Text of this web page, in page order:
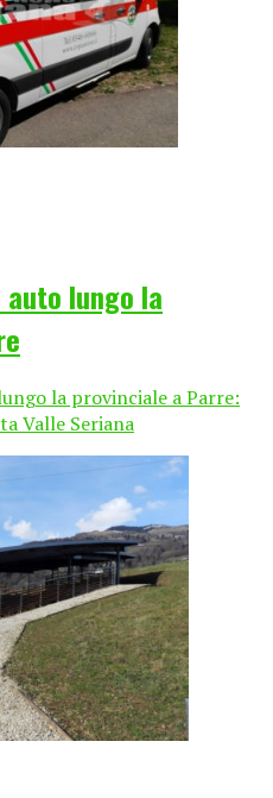
lungo la
la provinciale a Parre:
Valle Seriana